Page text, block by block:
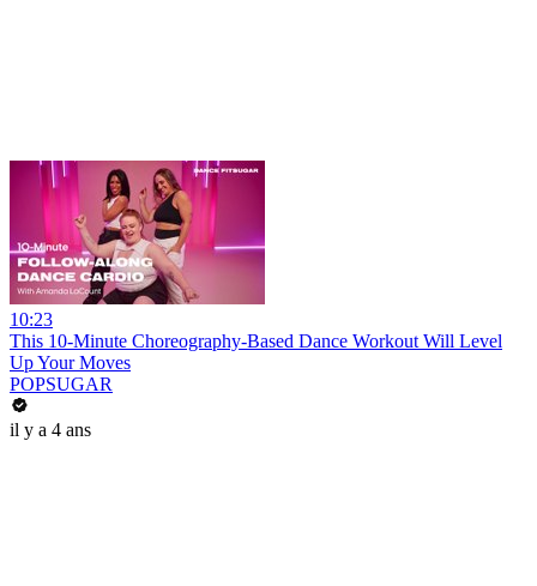
10:23
This 10-Minute Choreography-Based Dance Workout Will Level
Up Your Moves
POPSUGAR
il y a 4 ans